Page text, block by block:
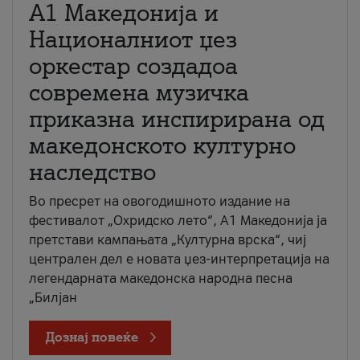
А1 Македонија и
Националниот џез
оркестар создадоа
современа музичка
приказна инспирирана од
македонското културно
наследство
Во пресрет на овогодишното издание на
фестивалот „Охридско лето“, А1 Македонија ја
претстави кампањата „Културна врска“, чиј
централен дел е новата џез-интерпретација на
легендарната македонска народна песна
„Билјан
Дознај повеќе